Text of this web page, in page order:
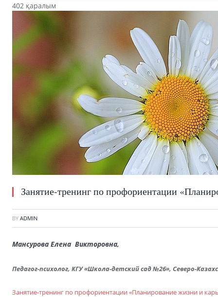
402 қаралым
Занятие-тренинг по профориентации
BY ADMIN
Мансурова Елена Викторовна,
Педагог-психолог, КГУ «Школа-детский сад №26», Северо-
Занятие-тренинг по профориентации «Планирование жизни и